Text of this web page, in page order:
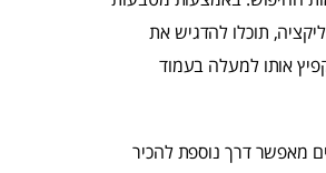
תוכלו להדגיש את
אותו למעלה בעמוד
מאפשר דרך נוספת להכיר